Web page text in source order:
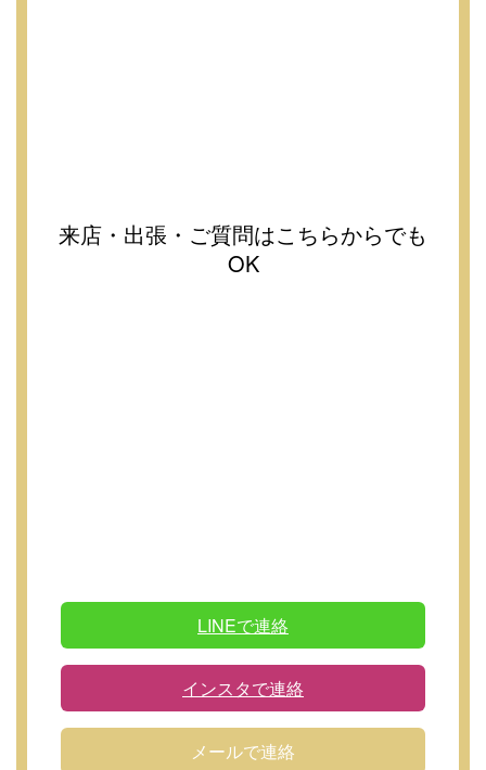
来店・出張・ご質問はこちらからでも
OK
LINEで連絡
インスタで連絡
メールで連絡